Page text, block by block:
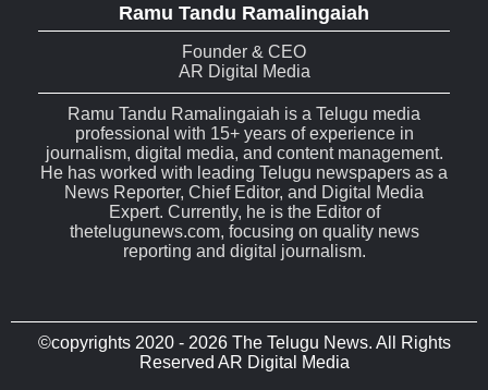
Ramu Tandu Ramalingaiah
Founder & CEO
AR Digital Media
Ramu Tandu Ramalingaiah is a Telugu media
professional with 15+ years of experience in
journalism, digital media, and content management.
He has worked with leading Telugu newspapers as a
News Reporter, Chief Editor, and Digital Media
Expert. Currently, he is the Editor of
thetelugunews.com, focusing on quality news
reporting and digital journalism.
©copyrights 2020 - 2026 The Telugu News. All Rights
Reserved AR Digital Media